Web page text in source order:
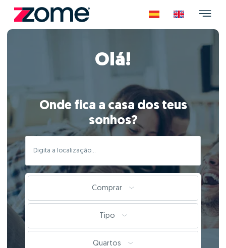
Olá!
Onde fica a casa dos teus
sonhos?
Comprar
Tipo
Quartos